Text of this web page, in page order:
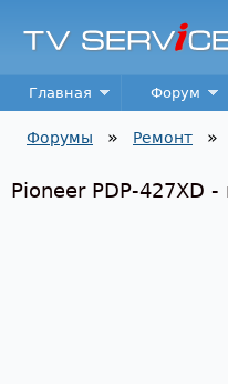
TV
Service
Main menu
Главная Форум
Форумы » Ремонт »
Pioneer PDP-427XD